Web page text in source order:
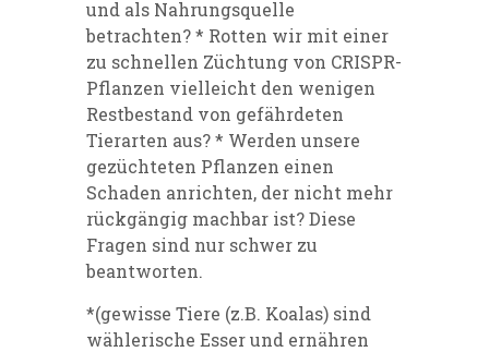
und als Nahrungsquelle
betrachten? * Rotten wir mit einer
zu schnellen Züchtung von CRISPR-
Pflanzen vielleicht den wenigen
Restbestand von gefährdeten
Tierarten aus? * Werden unsere
gezüchteten Pflanzen einen
Schaden anrichten, der nicht mehr
rückgängig machbar ist? Diese
Fragen sind nur schwer zu
beantworten.
*(gewisse Tiere (z.B. Koalas) sind
wählerische Esser und ernähren